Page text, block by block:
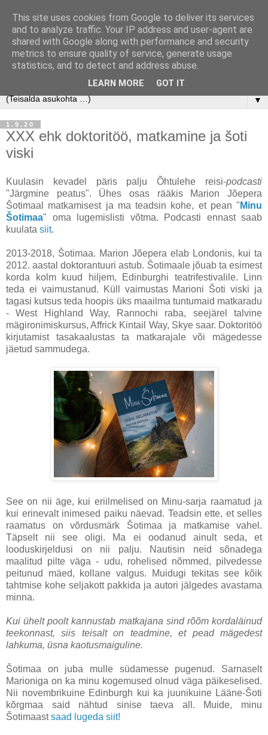
▼
1.9.20
XXX ehk doktoritöö, matkamine ja šoti
viski
Kuulasin kevadel päris palju Õhtulehe reisi-podcasti
"Järgmine peatus". Ühes osas rääkis Marion Jõepera
Šotimaal matkamisest ja ma teadsin kohe, et pean " Minu
Šotimaa" oma lugemislisti võtma. Podcasti ennast saab
kuulata siit.
2013-2018, Šotimaa. Marion Jõepera elab Londonis, kui ta
2012. aastal doktorantuuri astub. Šotimaale jõuab ta esimest
korda kolm kuud hiljem, Edinburghi teatrifestivalile. Linn
teda ei vaimustanud. Küll vaimustas Marioni Šoti viski ja
tagasi kutsus teda hoopis üks maailma tuntumaid matkaradu
- West Highland Way, Rannochi raba, seejärel talvine
mägironimiskursus, Affrick Kintail Way, Skye saar. Doktoritöö
kirjutamist tasakaalustas ta matkarajale või mägedesse
jäetud sammudega.
See on nii äge, kui eriilmelised on Minu-sarja raamatud ja
kui erinevalt inimesed paiku näevad. Teadsin ette, et selles
raamatus on võrdusmärk Šotimaa ja matkamise vahel.
Täpselt nii see oligi. Ma ei oodanud ainult seda, et
looduskirjeldusi on nii palju. Nautisin neid sõnadega
maalitud pilte väga - udu, rohelised nõmmed, pilvedesse
peitunud mäed, kollane valgus. Muidugi tekitas see kõik
tahtmise kohe seljakott pakkida ja autori jälgedes avastama
minna.
Kui ühelt poolt kannustab matkajana sind rõõm kordaläinud
teekonnast, siis teisalt on teadmine, et pead mägedest
lahkuma, üsna kaotusmaiguline.
Šotimaa on juba mulle südamesse pugenud. Sarnaselt
Marioniga on ka minu kogemused olnud väga päikeselised.
Nii novembrikuine Edinburgh kui ka juunikuine Lääne-Šoti
kõrgmaa said nähtud sinise taeva all. Muide, minu
Šotimaastsaad lugeda siit!
This site uses cookies from Google to deliver its services
and to analyze traffic. Your IP address and user-agent are
shared with Google along with performance and security
metrics to ensure quality of service, generate usage
statistics, and to detect and address abuse.
LEARN MORE GOT IT